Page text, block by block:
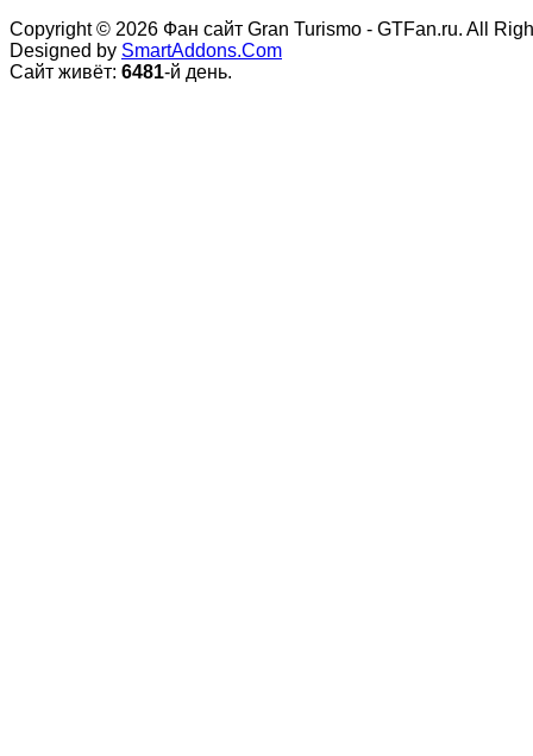
Copyright © 2026 Фан сайт Gran Turismo - GTFan.ru. All
Designed by SmartAddons.Com
Сайт живёт: 6481-й день.